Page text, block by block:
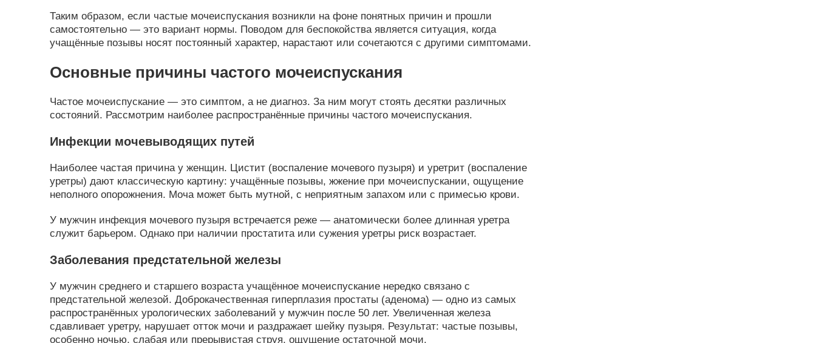
Таким образом, если частые мочеиспускания возникли на фоне понятных причин и прошли
самостоятельно — это вариант нормы. Поводом для беспокойства является ситуация, когда
учащённые позывы носят постоянный характер, нарастают или сочетаются с другими симптомами.
Основные причины частого мочеиспускания
Частое мочеиспускание — это симптом, а не диагноз. За ним могут стоять десятки различных
состояний. Рассмотрим наиболее распространённые причины частого мочеиспускания.
Инфекции мочевыводящих путей
Наиболее частая причина у женщин. Цистит (воспаление мочевого пузыря) и уретрит (воспаление
уретры) дают классическую картину: учащённые позывы, жжение при мочеиспускании, ощущение
неполного опорожнения. Моча может быть мутной, с неприятным запахом или с примесью крови.
У мужчин инфекция мочевого пузыря встречается реже — анатомически более длинная уретра
служит барьером. Однако при наличии простатита или сужения уретры риск возрастает.
Заболевания предстательной железы
У мужчин среднего и старшего возраста учащённое мочеиспускание нередко связано с
предстательной железой. Доброкачественная гиперплазия простаты (аденома) — одно из самых
распространённых урологических заболеваний у мужчин после 50 лет. Увеличенная железа
сдавливает уретру, нарушает отток мочи и раздражает шейку пузыря. Результат: частые позывы,
особенно ночью, слабая или прерывистая струя, ощущение остаточной мочи.